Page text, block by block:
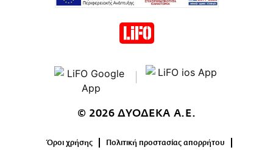
© 2026 ΔΥΟΔΕΚΑ Α.Ε.
Όροι χρήσης Πολιτική προστασίας απορρήτου